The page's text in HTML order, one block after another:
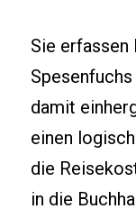
Sie
damit
einen
die
in die